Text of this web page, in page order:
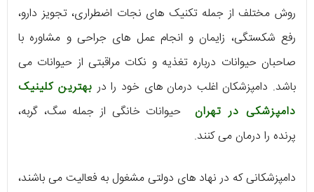
روش مختلف از جمله تکنیک های نجات اضطراری، تجویز دارو،
رفع شکستگی، زایمان و انجام عمل های جراحی و مشاوره با
صاحبان حیوانات درباره تغذیه و نکات مراقبتی از حیوانات می
باشد. دامپزشکان اغلب درمان های خود را دربهترین کلینیک
دامپزشکی در تهران حیوانات خانگی از جمله سگ، گربه،
پرنده را درمان می کنند.
دامپزشکانی که در نهاد های دولتی مشغول به فعالیت می باشند،